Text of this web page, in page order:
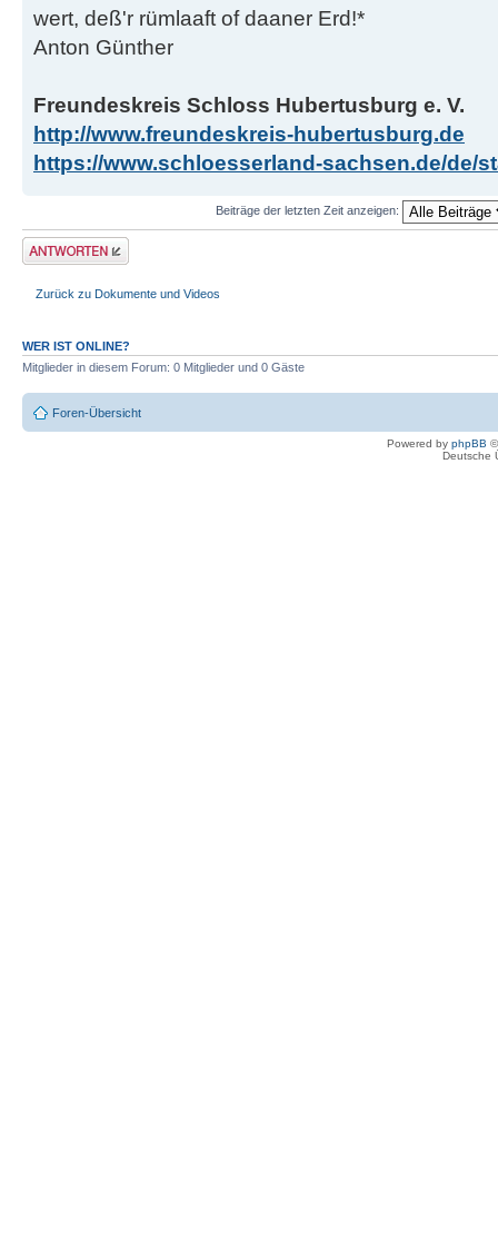
wert, deß'r rümlaaft of daaner Erd!*
Anton Günther
Freundeskreis Schloss Hubertusburg e. V.
http://www.freundeskreis-hubertusburg.de
https://www.schloesserland-sachsen.de/de/
Beiträge der letzten Zeit anzeigen:
Antwort erstellen
Zurück zu Dokumente und Videos
WER IST ONLINE?
Mitglieder in diesem Forum: 0 Mitglieder und 0 Gäste
Foren-Übersicht
Powered by phpBB
Deutsche